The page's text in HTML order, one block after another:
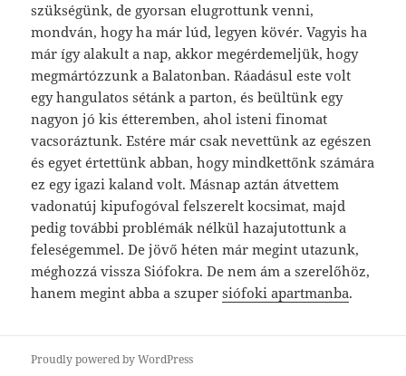
szükségünk, de gyorsan elugrottunk venni,
mondván, hogy ha már lúd, legyen kövér. Vagyis ha
már így alakult a nap, akkor megérdemeljük, hogy
megmártózzunk a Balatonban. Ráadásul este volt
egy hangulatos sétánk a parton, és beültünk egy
nagyon jó kis étteremben, ahol isteni finomat
vacsoráztunk. Estére már csak nevettünk az egészen
és egyet értettünk abban, hogy mindkettőnk számára
ez egy igazi kaland volt. Másnap aztán átvettem
vadonatúj kipufogóval felszerelt kocsimat, majd
pedig további problémák nélkül hazajutottunk a
feleségemmel. De jövő héten már megint utazunk,
méghozzá vissza Siófokra. De nem ám a szerelőhöz,
hanem megint abba a szupersiófoki apartmanba.
Proudly powered by WordPress